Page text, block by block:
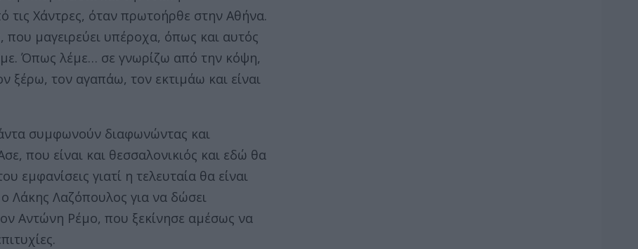
τις Χάντρες, όταν πρωτοήρθε στην Αθήνα.
μαγειρεύει υπέροχα, όπως και αυτός
Όπως λέμε… σε γνωρίζω από την κόψη,
ξέρω, τον αγαπάω, τον εκτιμάω και είναι
συμφωνούν διαφωνώντας και
που είναι και θεσσαλονικιός και εδώ θα
εμφανίσεις γιατί η τελευταία θα είναι
Λάκης Λαζόπουλος για να δώσει
Αντώνη Ρέμο, που ξεκίνησε αμέσως να